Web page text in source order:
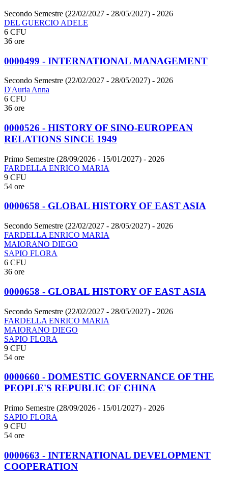
Secondo Semestre (22/02/2027 - 28/05/2027) - 2026
DEL GUERCIO ADELE
6 CFU
36 ore
0000499 - INTERNATIONAL MANAGEMENT
Secondo Semestre (22/02/2027 - 28/05/2027) - 2026
D'Auria Anna
6 CFU
36 ore
0000526 - HISTORY OF SINO-EUROPEAN
RELATIONS SINCE 1949
Primo Semestre (28/09/2026 - 15/01/2027) - 2026
FARDELLA ENRICO MARIA
9 CFU
54 ore
0000658 - GLOBAL HISTORY OF EAST ASIA
Secondo Semestre (22/02/2027 - 28/05/2027) - 2026
FARDELLA ENRICO MARIA
MAIORANO DIEGO
SAPIO FLORA
6 CFU
36 ore
0000658 - GLOBAL HISTORY OF EAST ASIA
Secondo Semestre (22/02/2027 - 28/05/2027) - 2026
FARDELLA ENRICO MARIA
MAIORANO DIEGO
SAPIO FLORA
9 CFU
54 ore
0000660 - DOMESTIC GOVERNANCE OF THE
PEOPLE'S REPUBLIC OF CHINA
Primo Semestre (28/09/2026 - 15/01/2027) - 2026
SAPIO FLORA
9 CFU
54 ore
0000663 - INTERNATIONAL DEVELOPMENT
COOPERATION